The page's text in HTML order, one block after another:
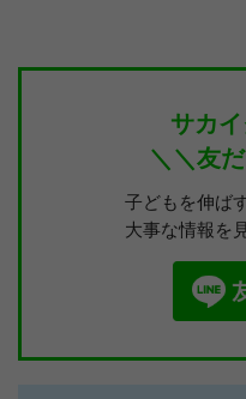
サカ
＼＼友
子どもを伸ば
大事な情報を